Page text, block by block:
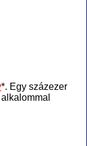
*. Egy százezer